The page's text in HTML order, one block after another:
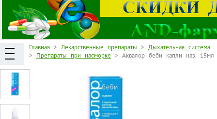
Главная > Лекарственные препараты > Дыхательная система
> Препараты при насморке > Аквалор беби капли наз. 15мл